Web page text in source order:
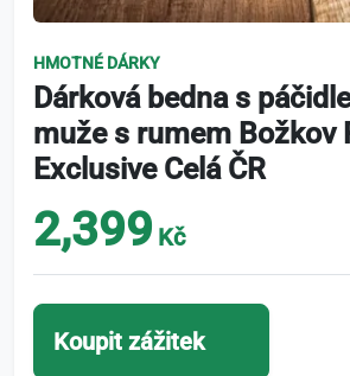
HMOTNÉ DÁRKY
Dárková bedna s
muže s rumem Božkov
Exclusive Celá ČR
2,399 Kč
Koupit zážitek